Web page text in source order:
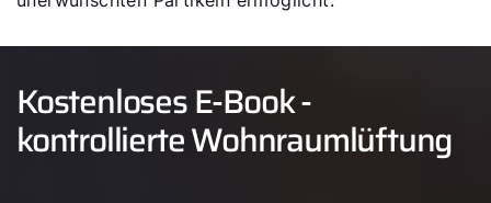
Kostenloses E-Book -
kontrollierte Wohnraumlüftung
Service kontaktieren
Fachhandwerker finden